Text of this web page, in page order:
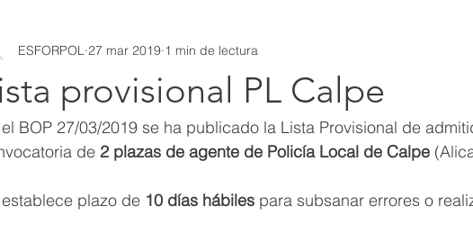
provisional PL Calpe
ESFORPOL 27 mar 2019 1 min de lectura
BOP 27/03/2019 se ha publicado la Lista Provisional de
de 2 plazas de agente de Policía Local de Calpe
plazo de 10 días hábiles para subsanar errores o